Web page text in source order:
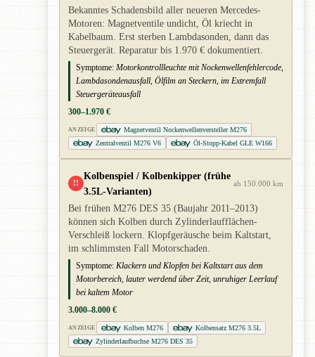
Bekanntes Schadensbild aller neueren Mercedes-
Motoren: Magnetventile undicht, Öl kriecht in
Kabelbaum. Erst sterben Lambdasonden, dann das
Steuergerät. Reparatur bis 1.970 € dokumentiert.
Symptome: Motorkontrollleuchte mit Nockenwellenfehlercode,
Lambdasondenausfall, Ölfilm an Steckern, im Extremfall
Steuergeräteausfall
300–1.970 €
ANZEIGE
Magnetventil Nockenwellenversteller M276
Zentralventil M276 V6
Öl-Stopp-Kabel GLE W166
!!
Kolbenspiel / Kolbenkipper (frühe
3.5L-Varianten)
ab 150.000 km
Bei frühen M276 DES 35 (Baujahr 2011–2013)
können sich Kolben durch Zylinderlaufflächen-
Verschleiß lockern. Klopfgeräusche beim Kaltstart,
im schlimmsten Fall Motorschaden.
Symptome: Klackern und Klopfen bei Kaltstart aus dem
Motorbereich, lauter werdend über Zeit, unruhiger Leerlauf
bei kaltem Motor
3.000–8.000 €
ANZEIGE Kolben M276
Kolbensatz M276 3.5L
Zylinderlaufbuchse M276 DES 35